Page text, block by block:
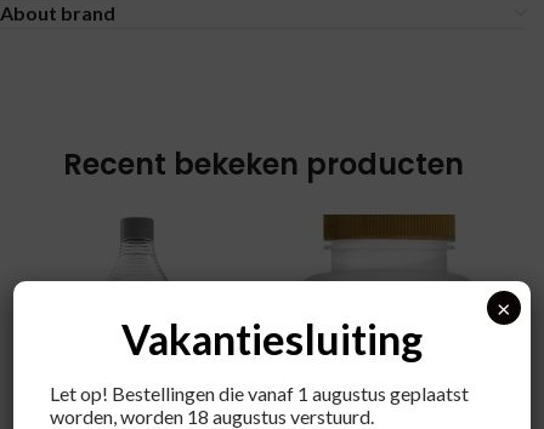
About brand
Recent bekeken producten
Vakantiesluiting
Let op! Bestellingen die vanaf 1 augustus geplaatst
worden, worden 18 augustus verstuurd.
×